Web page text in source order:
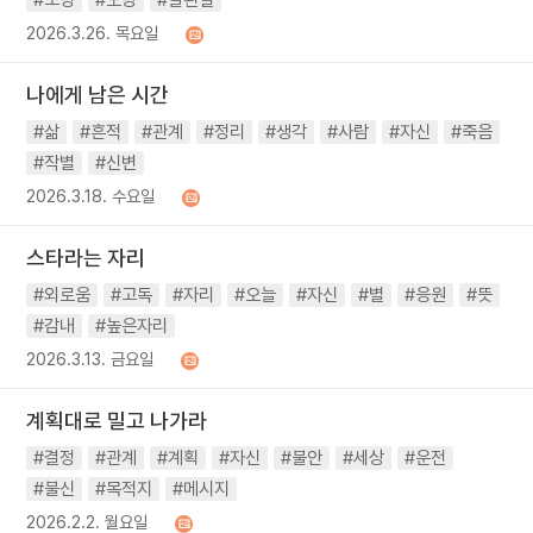
2026.3.26. 목요일
나에게 남은 시간
#삶 #흔적 #관계 #정리 #생각 #사람 #자신
#죽음
#작별
#신변
2026.3.18. 수요일
스타라는 자리
#외로움 #고독 #자리 #오늘 #자신 #별 #응원
#뜻
#감내
#높은자리
2026.3.13. 금요일
계획대로 밀고 나가라
#결정 #관계 #계획 #자신 #불안 #세상
#운전
#불신
#목적지 #메시지
2026.2.2. 월요일